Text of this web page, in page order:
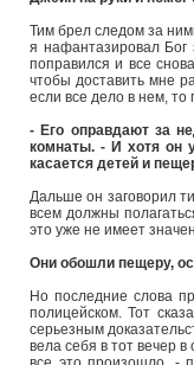
Тим брел следом за
я нафантазировал Бог
поправился и все
чтобы доставить мне
если все дело в нем,
- Его оправдают за
комнаты. - И хотя он
касается детей и
Дальше он заговорил
всем должны
это уже не имеет
Они обошли пещеру,
Но последние слова
полицейском. Тот
серьезным
вела себя в тот вечер